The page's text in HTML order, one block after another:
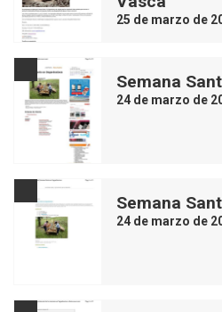
25 de marzo de
Semana
24 de marzo de
Semana
24 de marzo de